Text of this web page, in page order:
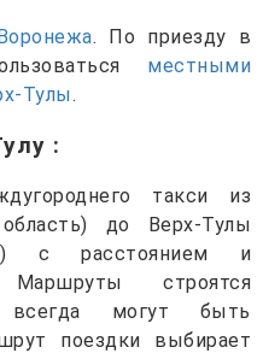
. По приезду в
местными
Тулы.
:
такси из
до Верх-Тулы
с расстоянием и
строятся
могут быть
поездки выбирает